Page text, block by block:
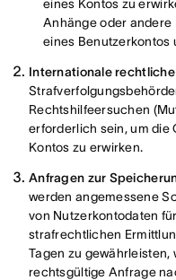
eines Kontos zu
Anhänge oder
eines Benutzerkontos
Internationale
Rechtshilfeersuchen
erforderlich sein, um die
Kontos zu erwirken.
Anfragen zur
werden angemessene
von Nutzerkontodaten
strafrechtlichen
Tagen zu
rechtsgültige Anfrage